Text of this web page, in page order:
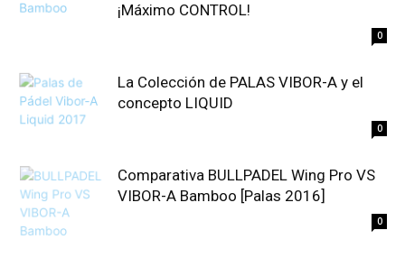
¡Máximo CONTROL!
0
La Colección de PALAS VIBOR-A y el
concepto LIQUID
0
Comparativa BULLPADEL Wing Pro VS
VIBOR-A Bamboo [Palas 2016]
0